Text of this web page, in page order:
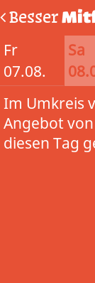
Besser
Fr
07.08.
Sa
Im Umkreis
Angebot
diesen Tag